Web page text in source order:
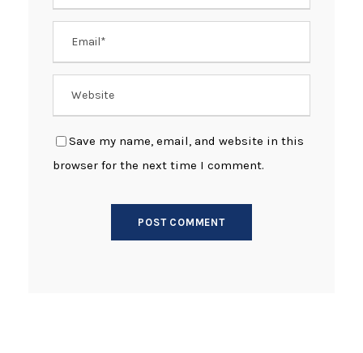
Save my name, email, and website in this
browser for the next time I comment.